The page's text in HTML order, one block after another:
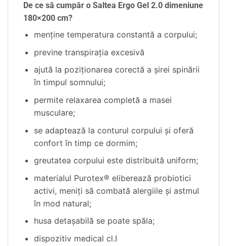
De ce să cumpăr o Saltea Ergo Gel 2.0 dimeniune
180×200 cm?
menține temperatura constantă a corpului;
previne transpirația excesivă
ajută la poziționarea corectă a șirei spinării
în timpul somnului;
permite relaxarea completă a masei
musculare;
se adaptează la conturul corpului și oferă
confort în timp ce dormim;
greutatea corpului este distribuită uniform;
materialul Purotex® eliberează probiotici
activi, meniți să combată alergiile și astmul
în mod natural;
husa detașabilă se poate spăla;
dispozitiv medical cl.I